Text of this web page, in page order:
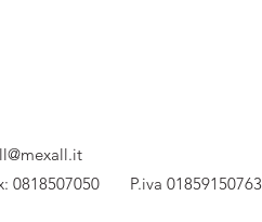
0818507050 P.iva 01859150763